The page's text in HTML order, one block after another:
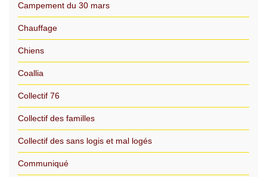
Campement du 30 mars
Chauffage
Chiens
Coallia
Collectif 76
Collectif des familles
Collectif des sans logis et mal logés
Communiqué